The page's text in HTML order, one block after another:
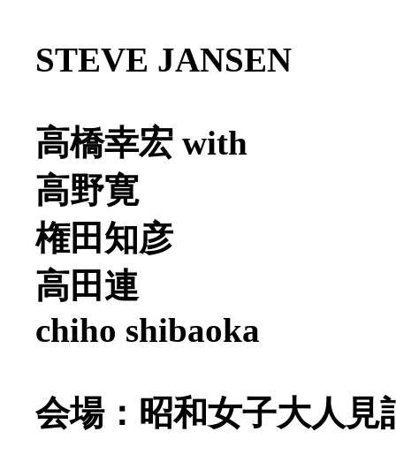
STEVE JANSEN
高橋幸宏 with
高野寛
権田知彦
高田連
chiho shibaoka
会場：昭和女子大人見